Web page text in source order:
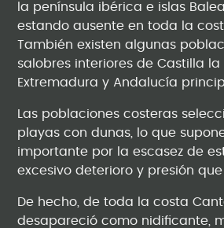
la península ibérica e islas
estando ausente en toda la
También existen algunas
salobres interiores de Castilla la
Extremadura y Andalucía
Las poblaciones costeras
playas con dunas, lo que
importante por la escasez de
excesivo deterioro y presión que
De hecho, de toda la costa
desapareció como nidificante,